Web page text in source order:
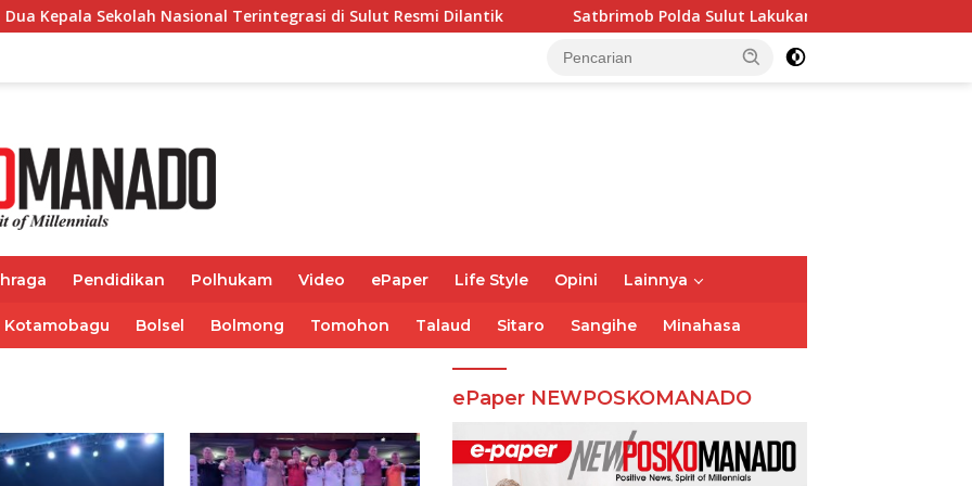
Sekolah Nasional Terintegrasi di Sulut Resmi Dilantik Satbrimob Polda Sulut Lakukan Pemadaman Kebakaran
Pendidikan Polhukam Video ePaper Life Style Opini Lainnya
Kotamobagu Bolsel Bolmong Tomohon Talaud Sitaro Sangihe Minahasa
ePaper NEWPOSKOMANADO